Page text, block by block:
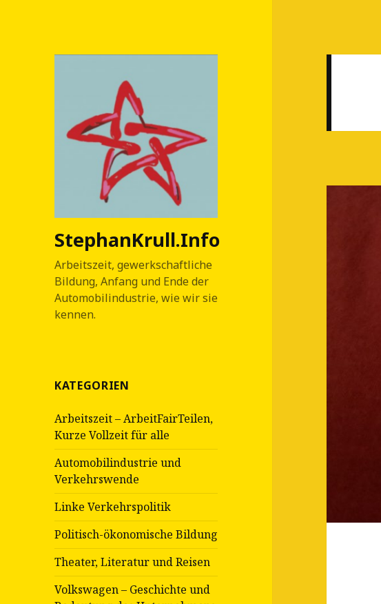
StephanKrull.Info
Arbeitszeit, gewerkschaftliche
Bildung, Anfang und Ende der
Automobilindustrie, wie wir sie
kennen.
KATEGORIEN
Arbeitszeit – ArbeitFairTeilen,
Kurze Vollzeit für alle
Automobilindustrie und
Verkehrswende
Linke Verkehrspolitik
Politisch-ökonomische Bildung
Theater, Literatur und Reisen
Volkswagen – Geschichte und